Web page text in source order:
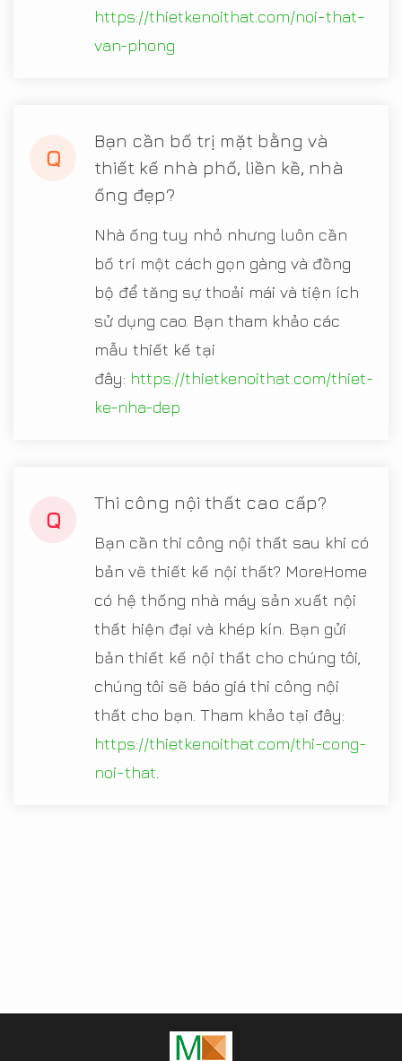
https://thietkenoithat.com/noi-that-
van-phong
Q
Bạn cần bố trị mặt bằng và
thiết kế nhà phố, liền kề, nhà
ống đẹp?
Nhà ống tuy nhỏ nhưng luôn cần
bố trí một cách gọn gàng và đồng
bộ để tăng sự thoải mái và tiện ích
sử dụng cao. Bạn tham khảo các
mẫu thiết kế tại
đây: https://thietkenoithat.com/thiet-
ke-nha-dep
Q
Thi công nội thất cao cấp?
Bạn cần thi công nội thất sau khi có
bản vẽ thiết kế nội thất? MoreHome
có hệ thống nhà máy sản xuất nội
thất hiện đại và khép kín. Bạn gửi
bản thiết kế nội thất cho chúng tôi,
chúng tôi sẽ báo giá thi công nội
thất cho bạn. Tham khảo tại đây:
https://thietkenoithat.com/thi-cong-
noi-that